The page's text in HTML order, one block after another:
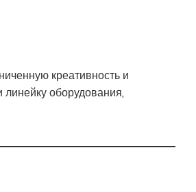
креативность и
оборудования,